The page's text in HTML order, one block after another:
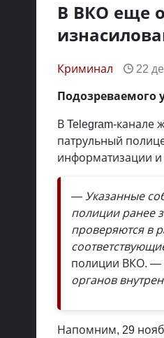
В ВКО еще
Криминал 22
Подозреваемого
В Telegram-канале
патрульный
информатизации
— Указанные
полиции ранее
проверяются в
полиции ВКО. —
органов
Напомним, 29